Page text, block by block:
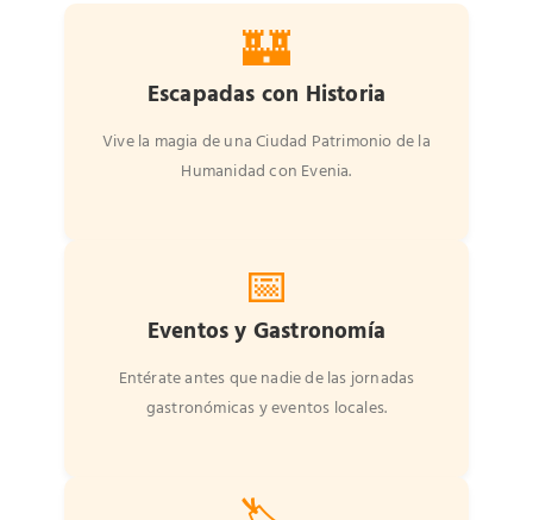
🏰
Escapadas con Historia
Vive la magia de una Ciudad Patrimonio de la
Humanidad con Evenia.
📅
Eventos y Gastronomía
Entérate antes que nadie de las jornadas
gastronómicas y eventos locales.